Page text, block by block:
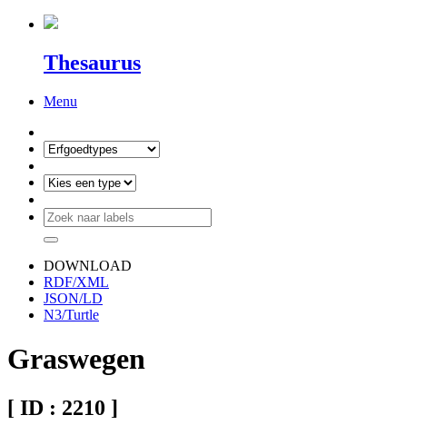
Thesaurus
Menu
DOWNLOAD
RDF/XML
JSON/LD
N3/Turtle
Graswegen
[ ID : 2210 ]